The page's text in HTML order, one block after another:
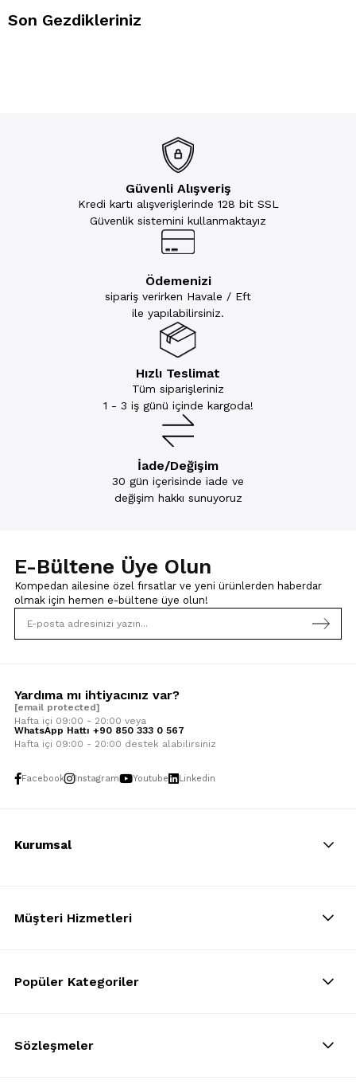
Son Gezdikleriniz
Güvenli Alışveriş
Kredi kartı alışverişlerinde 128 bit SSL
Güvenlik sistemini kullanmaktayız
Ödemenizi
sipariş verirken Havale / Eft
ile yapılabilirsiniz.
Hızlı Teslimat
Tüm siparişleriniz
1 - 3 iş günü içinde kargoda!
İade/Değişim
30 gün içerisinde iade ve
değişim hakkı sunuyoruz
E-Bültene Üye Olun
Kompedan ailesine özel fırsatlar ve yeni ürünlerden haberdar
olmak için hemen e-bültene üye olun!
Yardıma mı ihtiyacınız var?
[email protected]
Hafta içi 09:00 - 20:00 veya
WhatsApp Hattı +90 850 333 0 567
Hafta içi 09:00 - 20:00 destek alabilirsiniz
Facebook Instagram Youtube Linkedin
Kurumsal
Müşteri Hizmetleri
Popüler Kategoriler
Sözleşmeler